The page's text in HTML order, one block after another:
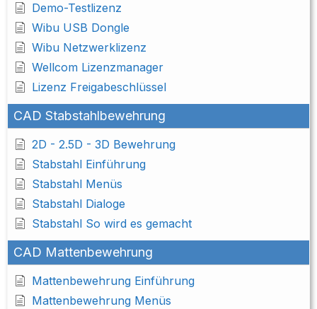
Demo-Testlizenz
Wibu USB Dongle
Wibu Netzwerklizenz
Wellcom Lizenzmanager
Lizenz Freigabeschlüssel
CAD Stabstahlbewehrung
2D - 2.5D - 3D Bewehrung
Stabstahl Einführung
Stabstahl Menüs
Stabstahl Dialoge
Stabstahl So wird es gemacht
CAD Mattenbewehrung
Mattenbewehrung Einführung
Mattenbewehrung Menüs